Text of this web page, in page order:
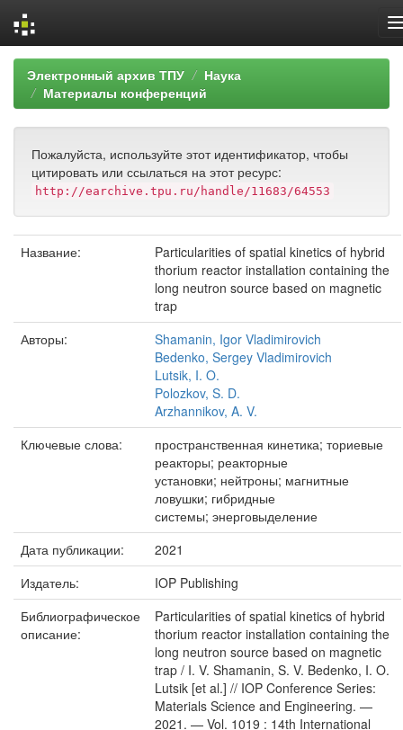
Skip
navigation
Электронный архив ТПУ
Наука
Материалы конференций
Пожалуйста, используйте этот идентификатор, чтобы
цитировать или ссылаться на этот ресурс:
http://earchive.tpu.ru/handle/11683/64553
Название:
Particularities of spatial kinetics of hybrid
thorium reactor installation containing the
long neutron source based on magnetic
trap
Авторы:
Shamanin, Igor Vladimirovich
Bedenko, Sergey Vladimirovich
Lutsik, I. O.
Polozkov, S. D.
Arzhannikov, A. V.
Ключевые слова:
пространственная кинетика; ториевые
реакторы; реакторные
установки; нейтроны; магнитные
ловушки; гибридные
системы; энерговыделение
Дата публикации:
2021
Издатель:
IOP Publishing
Библиографическое
описание:
Particularities of spatial kinetics of hybrid
thorium reactor installation containing the
long neutron source based on magnetic
trap / I. V. Shamanin, S. V. Bedenko, I. O.
Lutsik [et al.] // IOP Conference Series:
Materials Science and Engineering. —
2021. — Vol. 1019 : 14th International